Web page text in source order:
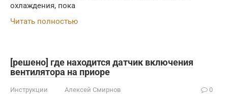
охлаждения, пока
Читать полностью
[решено] где находится датчик включения
вентилятора на приоре
Инструкции Алексей Смирнов 0